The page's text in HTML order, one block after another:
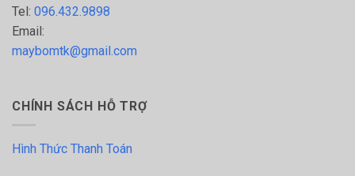
Tel: 096.432.9898
Email:
maybomtk@gmail.com
CHÍNH SÁCH HỖ TRỢ
Hình Thức Thanh Toán